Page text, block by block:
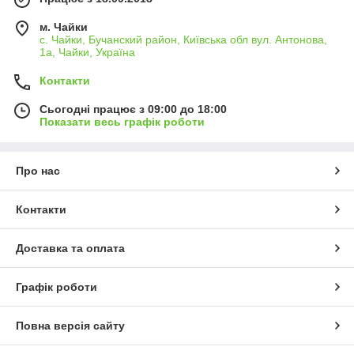
м. Чайки
с. Чайки, Бучанский район, Київська обл вул. Антонова,
1а, Чайки, Україна
Контакти
Сьогодні працює з 09:00 до 18:00
Показати весь графік роботи
Про нас
Контакти
Доставка та оплата
Графік роботи
Повна версія сайту